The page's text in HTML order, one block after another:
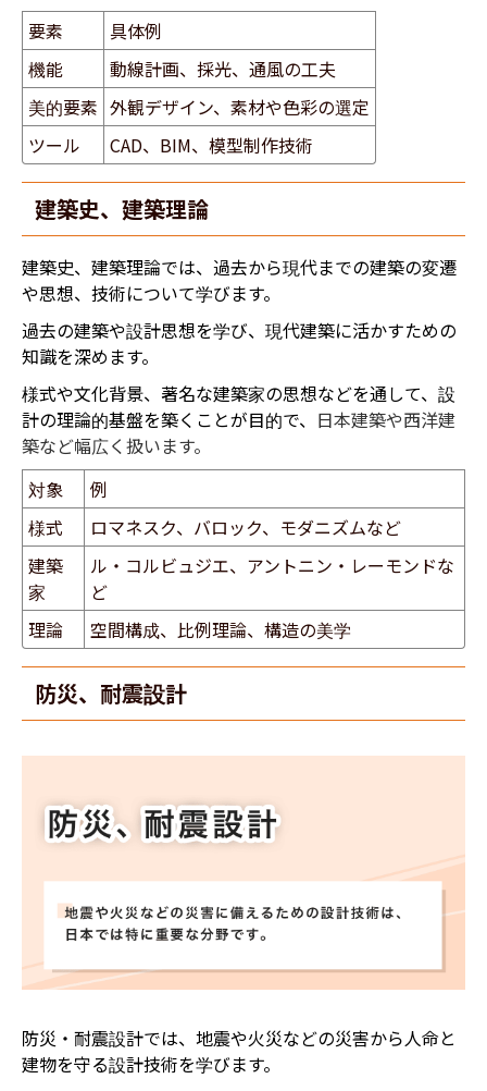
要素
具体例
機能
動線計画、採光、通風の工夫
美的要素 外観デザイン、素材や色彩の選定
ツール
CAD、BIM、模型制作技術
建築史、建築理論
建築史、建築理論では、過去から現代までの建築の変遷
や思想、技術について学びます。
過去の建築や設計思想を学び、現代建築に活かすための
知識を深めます。
様式や文化背景、著名な建築家の思想などを通して、設
計の理論的基盤を築くことが目的で、 日本建築や西洋建
築など幅広く扱います。
対象
例
様式
ロマネスク、バロック、モダニズムなど
建築
家
ル・コルビュジエ、アントニン・レーモンドな
ど
理論
空間構成、比例理論、構造の美学
防災、耐震設計
​防災・耐震設計では、地震や火災などの災害から人命と
建物を守る設計技術を学びます。